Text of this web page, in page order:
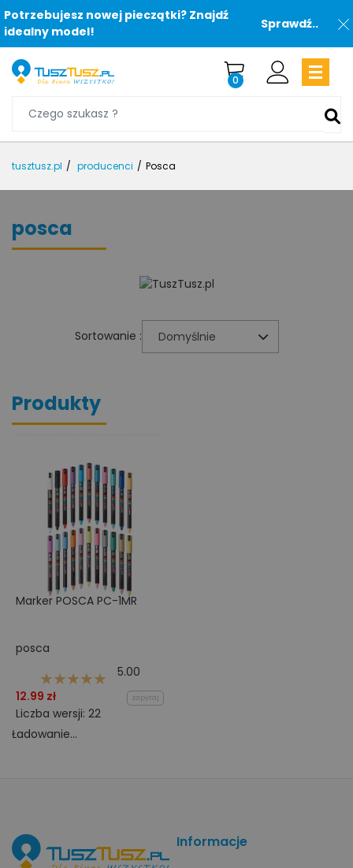
Potrzebujesz nowej pieczątki? Znajdź
idealny model!
Sprawdź..
0
tusztusz.pl producenci Posca
posca
Sortowanie : Domyślnie
Produkty
Marker POSCA PC-1MR
posca
5.00
12.99 zł
zapytaj
Liczba wersji: 22
Ładowanie...
Informacje